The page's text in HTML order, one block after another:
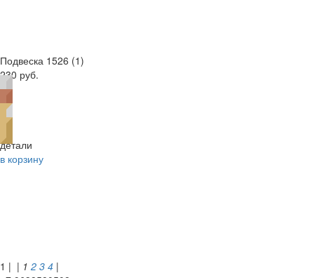
Подвеска 1526 (1)
230 руб.
детали
в корзину
1 | | 1 2 3 4 |